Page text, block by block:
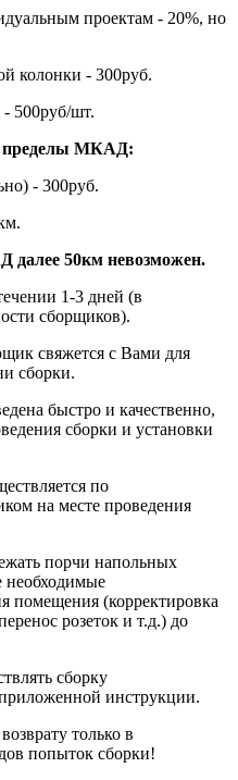
проектам - 20%, но
колонки - 300руб.
- 500руб/шт.
пределы МКАД:
- 300руб.
50км невозможен.
1-3 дней (в
сборщиков).
свяжется с Вами для
сборки.
быстро и качественно,
сборки и установки
по
на месте проведения
порчи напольных
необходимые
помещения (корректировка
розеток и т.д.) до
сборку
приложенной инструкции.
только в
попыток сборки!